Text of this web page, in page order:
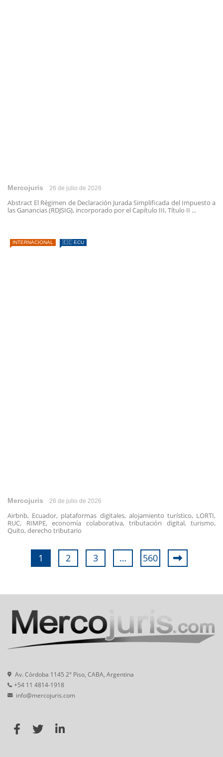
Mercojuris 26 de julio de 2026
Abstract El Régimen de Declaración Jurada Simplificada del Impuesto a
las Ganancias (RDJSIG), incorporado por el Capítulo III, Título II ...
INTERNACIONAL 🇪🇨 ECU
Mercojuris 26 de julio de 2026
Airbnb, Ecuador, plataformas digitales, alojamiento turístico, LORTI,
RUC, RIMPE, economía colaborativa, tributación digital, turismo,
Quito, derecho tributario
1 2 3 … 560
Av. Córdoba 1145 2° Piso, CABA, Argentina
+54 11 4814-1918
info@mercojuris.com